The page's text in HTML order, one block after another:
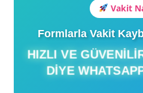
Vakit
Formlarla Vakit
HIZLI VE
DIYE